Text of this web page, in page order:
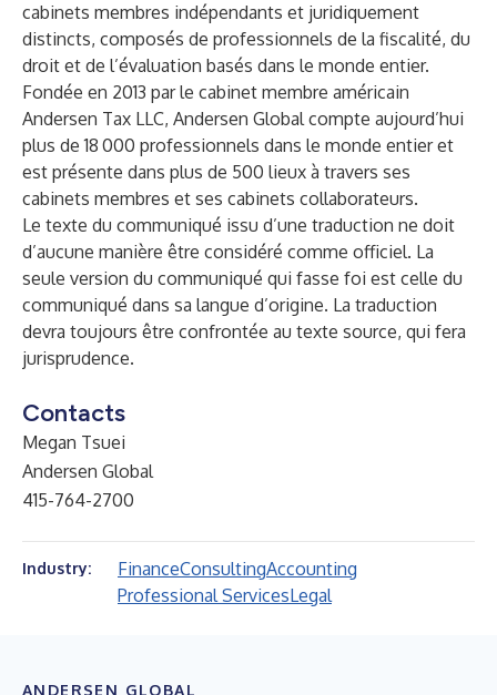
cabinets membres indépendants et juridiquement
distincts, composés de professionnels de la fiscalité, du
droit et de l’évaluation basés dans le monde entier.
Fondée en 2013 par le cabinet membre américain
Andersen Tax LLC, Andersen Global compte aujourd’hui
plus de 18 000 professionnels dans le monde entier et
est présente dans plus de 500 lieux à travers ses
cabinets membres et ses cabinets collaborateurs.
Le texte du communiqué issu d’une traduction ne doit
d’aucune manière être considéré comme officiel. La
seule version du communiqué qui fasse foi est celle du
communiqué dans sa langue d’origine. La traduction
devra toujours être confrontée au texte source, qui fera
jurisprudence.
Contacts
Megan Tsuei
Andersen Global
415-764-2700
Industry: FinanceConsultingAccounting
Professional ServicesLegal
ANDERSEN GLOBAL